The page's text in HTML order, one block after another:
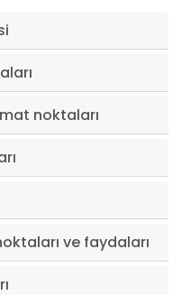
noktaları
ve faydaları